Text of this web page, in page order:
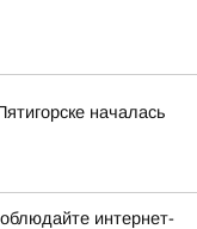
началась
интернет-